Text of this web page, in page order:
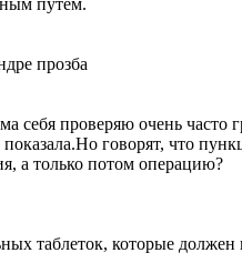
путем.
прозба
себя проверяю очень
говорят, что
а только потом операцию?
таблеток, которые должен